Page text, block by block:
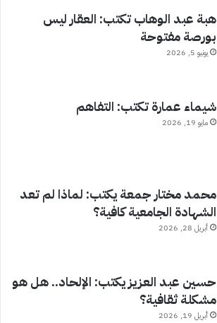
هبة عبد الوهاب تكتب: العقار ليس
بورصة مفتوحة
يونيو 5, 2026
شيماء عمارة تكتب: التفاهم
مايو 19, 2026
محمد مختار جمعة يكتب: لماذا لم تعد
الشهادة الجامعية كافية؟
أبريل 28, 2026
حسين عبد العزيز يكتب: الإلحاد.. هل هو
مشكلة ثقافية؟
أبريل 19, 2026